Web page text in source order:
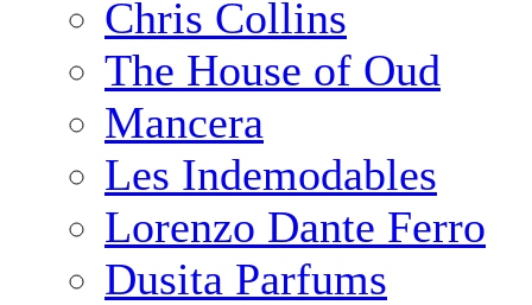
Chris Collins
The House of Oud
Mancera
Les Indemodables
Lorenzo Dante Ferro
Dusita Parfums